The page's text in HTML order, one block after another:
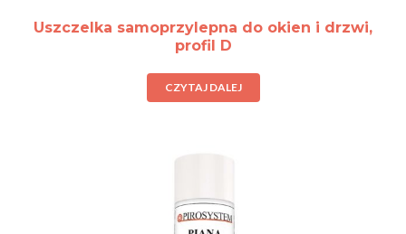
Uszczelka samoprzylepna do okien i drzwi,
profil D
CZYTAJ DALEJ